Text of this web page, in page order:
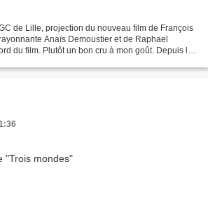
de Lille, projection du nouveau film de François
Anaïs Demoustier et de Raphael
du film. Plutôt un bon cru à mon goût. Depuis le